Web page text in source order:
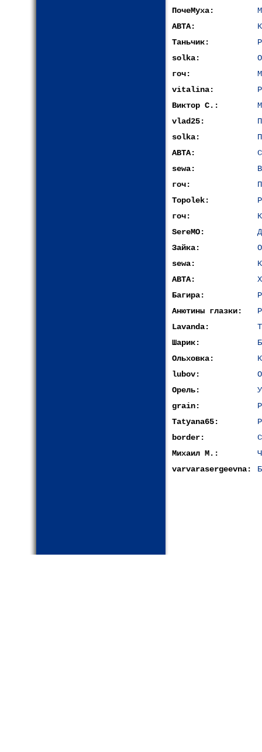
ПочеМуха:
АВТА:
Таньчик:
solka:
гоч:
vitalina:
Виктор С.:
vlad25:
solka:
АВТА:
sewa:
гоч:
Topolek:
гоч:
SereMO:
Зайка:
sewa:
АВТА:
Багира:
Анютины глазки:
Lavanda:
Шарик:
Ольховка:
lubov:
Орель:
grain:
Tatyana65:
border:
Михаил М.:
varvarasergeevna: